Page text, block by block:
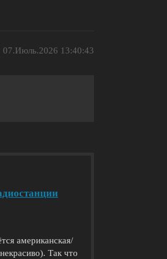
07.Июль.2026 13:40:43
американская/
Так что